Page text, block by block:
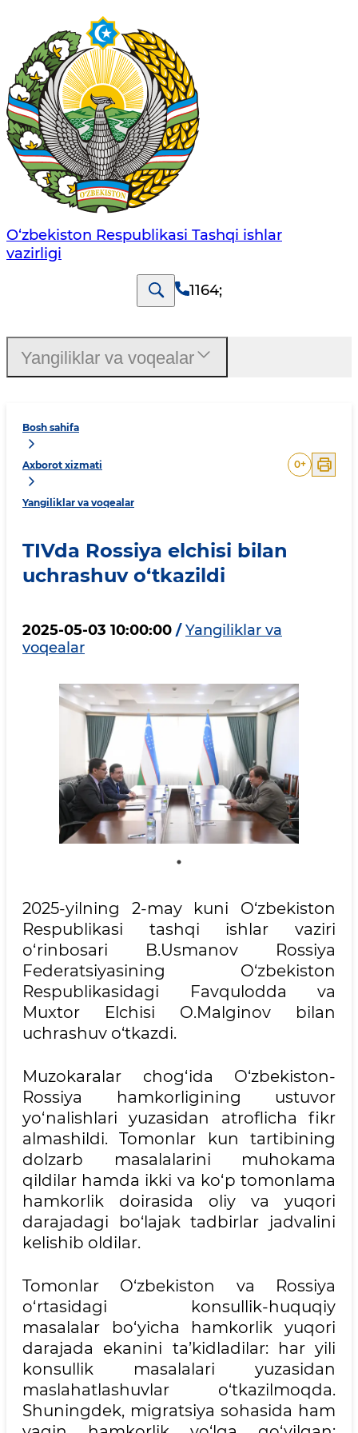
O‘zbеkistоn Rеspublikаsi Tashqi ishlаr
vаzirligi
1164;
Bosh sahifa
Axborot xizmati
Yangiliklar va voqealar
0+
TIVda Rossiya elchisi bilan
uchrashuv o‘tkazildi
2025-05-03 10:00:00 / Yangiliklar va
voqealar
2025-yilning 2-may kuni O‘zbekiston
Respublikasi tashqi ishlar vaziri
o‘rinbosari B.Usmanov Rossiya
Federatsiyasining O‘zbekiston
Respublikasidagi Favqulodda va
Muxtor Elchisi O.Malginov bilan
uchrashuv o‘tkazdi.
Muzokaralar chog‘ida O‘zbekiston-
Rossiya hamkorligining ustuvor
yo‘nalishlari yuzasidan atroflicha fikr
almashildi. Tomonlar kun tartibining
dolzarb masalalarini muhokama
qildilar hamda ikki va ko‘p tomonlama
hamkorlik doirasida oliy va yuqori
darajadagi bo‘lajak tadbirlar jadvalini
kelishib oldilar.
Tomonlar O‘zbekiston va Rossiya
o‘rtasidagi konsullik-huquqiy
masalalar bo‘yicha hamkorlik yuqori
darajada ekanini ta’kidladilar: har yili
konsullik masalalari yuzasidan
maslahatlashuvlar o‘tkazilmoqda.
Shuningdek, migratsiya sohasida ham
Yangiliklar va voqealar